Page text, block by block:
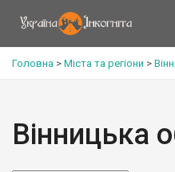
Головна > Міста та регіони >
Вінницька